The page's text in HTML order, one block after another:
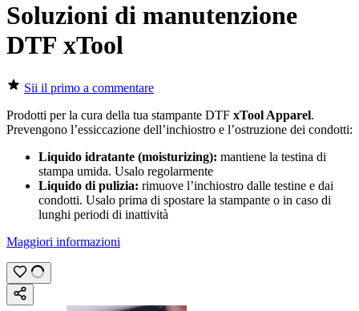
Soluzioni di manutenzione
DTF xTool
Sii il primo a commentare
Prodotti per la cura della tua stampante DTF xTool Apparel.
Prevengono l’essiccazione dell’inchiostro e l’ostruzione dei condotti:
Liquido idratante (moisturizing): mantiene la testina di
stampa umida. Usalo regolarmente
Liquido di pulizia: rimuove l’inchiostro dalle testine e dai
condotti. Usalo prima di spostare la stampante o in caso di
lunghi periodi di inattività
Maggiori informazioni